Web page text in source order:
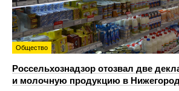
Общество
Россельхознадзор отозвал две
и молочную продукцию в